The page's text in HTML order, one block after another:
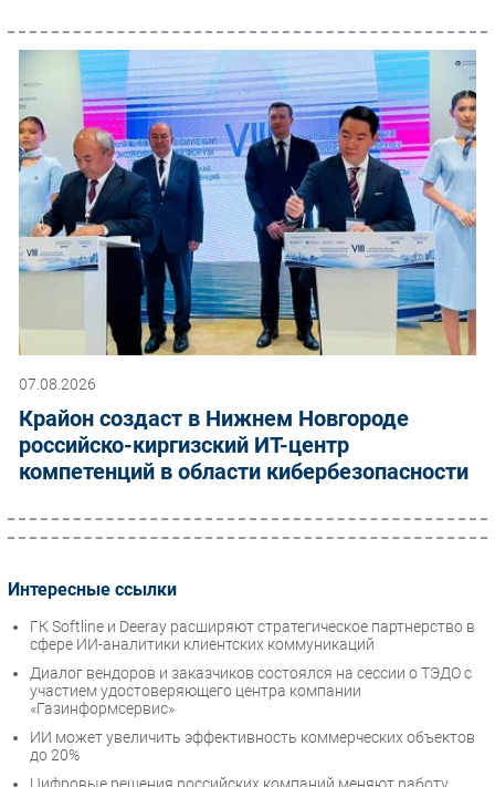
07.08.2026
Крайон создаст в Нижнем Новгороде
российско-киргизский ИТ-центр
компетенций в области кибербезопасности
Интересные ссылки
ГК Softline и Deeray расширяют стратегическое партнерство в
сфере ИИ-аналитики клиентских коммуникаций
Диалог вендоров и заказчиков состоялся на сессии о ТЭДО с
участием удостоверяющего центра компании
«Газинформсервис»
ИИ может увеличить эффективность коммерческих объектов
до 20%